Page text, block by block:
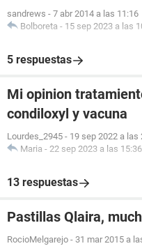
sandrews - 7 abr 2014 a las 11:16
Bolboreta - 15 sep 2023 a las
5 respuestas
Mi opinion
condiloxyl y vacuna
Lourdes_2945 - 19 sep 2022 a las
Maria - 22 sep 2023 a las 15:36
13 respuestas
Pastillas Qlaira,
RocioMelgarejo - 31 mar 2015 a